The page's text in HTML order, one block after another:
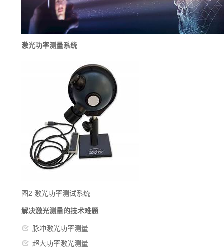
激光功率测量系统
图2 激光功率测试系统
解决激光测量的技术难题
脉冲激光功率测量
超大功率激光测量